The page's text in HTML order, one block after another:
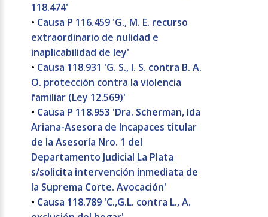
118.474'
• Causa P 116.459 'G., M. E. recurso
extraordinario de nulidad e
inaplicabilidad de ley'
• Causa 118.931 'G. S., I. S. contra B. A.
O. protección contra la violencia
familiar (Ley 12.569)'
• Causa P 118.953 'Dra. Scherman, Ida
Ariana-Asesora de Incapaces titular
de la Asesoría Nro. 1 del
Departamento Judicial La Plata
s/solicita intervención inmediata de
la Suprema Corte. Avocación'
• Causa 118.789 'C.,G.L. contra L., A.